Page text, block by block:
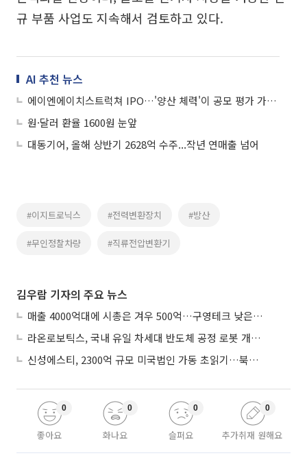
규 부품 사업도 지속해서 검토하고 있다.
AI 추천 뉴스
에이엔에이치스트럭쳐 IPO…'양산 체력'이 공모 평가 가른다
원·달러 환율 1600원 눈앞
대동기어, 올해 상반기 2628억 수주...작년 연매출 넘어
#이지트로닉스 #전력변환장치 #방산
#무인정찰차량 #직류전압변환기
김우람 기자의 주요 뉴스
매출 4000억대에 시총은 겨우 500억…구영테크 낮은 몸값에 저가 승계 마무리
라온로보틱스, 국내 유일 차세대 반도체 공정 로봇 개발 ‘고객사 테스트 진행’
신성에스티, 2300억 규모 미국법인 가동 초읽기…북미 ESS 공략 본격화
좋아요
0
화나요
0
슬퍼요
0
추가취재 원해요
0